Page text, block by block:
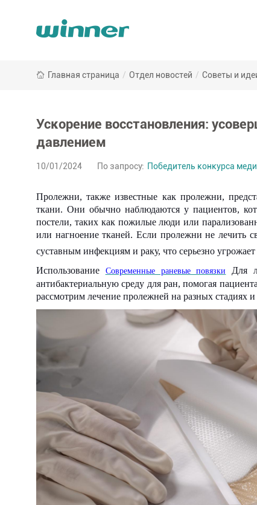
восстановления:
гнойников
Главная страница / Отдел новостей / Советы и
Ускорение восстановления:
давлением
10/01/2024 По запросу: Победитель конкурса
Пролежни, также известные как пролежни,
ткани. Они обычно наблюдаются у пациентов,
постели, таких как пожилые люди или
или нагноение тканей. Если пролежни не лечить
суставным инфекциям и раку, что серьезно
Использование Современные раневые повязки
Для
антибактериальную среду для ран, помогая
рассмотрим лечение пролежней на разных стадиях